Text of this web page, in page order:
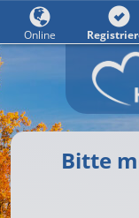
Bitte
Online